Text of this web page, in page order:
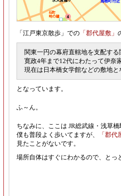
「江戸東京散歩」での 「郡代屋敷」
関東一円の幕府直轄地を支配す
寛政4年まで12代にわたって伊奈
現在は日本橋女学館などの敷地と
となっています。
ふ～ん。
ちなみに、ここは JR総武線・浅草
僕も普段よく歩いてますが、
「郡代
見たことがないです。
場所自体はすぐにわかるので、とっ